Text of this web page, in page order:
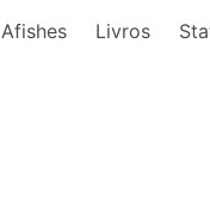
Afishes Livros